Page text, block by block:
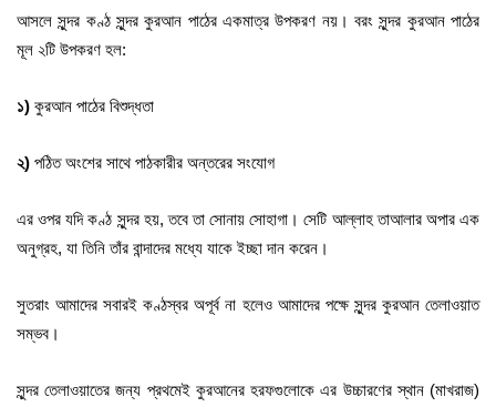
আসলে সুন্দর কণ্ঠ সুন্দর কুরআন পাঠের একমাত্র উপকরণ নয়। বরং সুন্দর কুরআন পাঠের
মূল ২টি উপকরণ হল:
১) কুরআন পাঠের বিশুদ্ধতা
২) পঠিত অংশের সাথে পাঠকারীর অন্তরের সংযোগ
এর ওপর যদি কণ্ঠ সুন্দর হয়,তবে তা সোনায় সোহাগা। সেটি আল্লাহ তাআলার অপার এক
অনুগ্রহ, যা তিনি তাঁর বান্দাদের মধ্যে যাকে ইচ্ছা দান করেন।
সুতরাং আমাদের সবারই কণ্ঠস্বর অপূর্ব না হলেও আমাদের পক্ষে সুন্দর কুরআন তেলাওয়াত
সম্ভব।
সুন্দর তেলাওয়াতের জন্য প্রথমেই কুরআনের হরফগুলোকে এর উচ্চারণের স্থান (মাখরাজ)